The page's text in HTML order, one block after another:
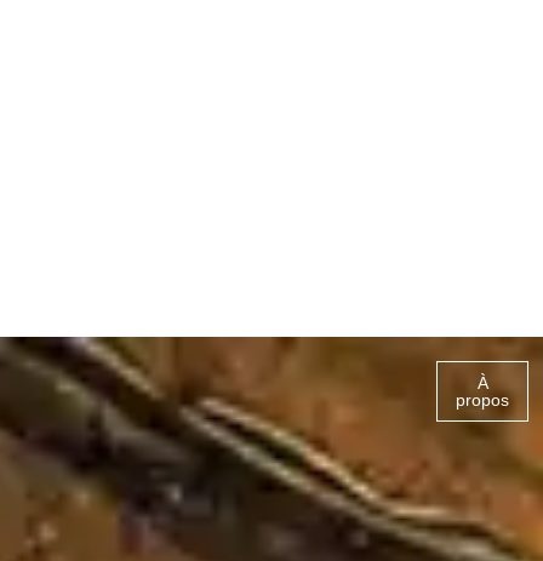
À
propos